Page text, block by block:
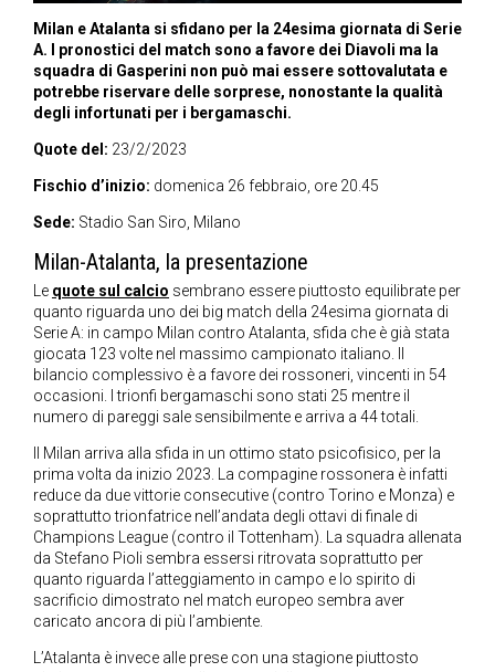
Milan e Atalanta si sfidano per la 24esima giornata di Serie
A. I pronostici del match sono a favore dei Diavoli ma la
squadra di Gasperini non può mai essere sottovalutata e
potrebbe riservare delle sorprese, nonostante la qualità
degli infortunati per i bergamaschi.
Quote del: 23/2/2023
Fischio d’inizio: domenica 26 febbraio, ore 20.45
Sede: Stadio San Siro, Milano
Milan-Atalanta, la presentazione
Le quote sul calcio sembrano essere piuttosto equilibrate per
quanto riguarda uno dei big match della 24esima giornata di
Serie A: in campo Milan contro Atalanta, sfida che è già stata
giocata 123 volte nel massimo campionato italiano. Il
bilancio complessivo è a favore dei rossoneri, vincenti in 54
occasioni. I trionfi bergamaschi sono stati 25 mentre il
numero di pareggi sale sensibilmente e arriva a 44 totali.
Il Milan arriva alla sfida in un ottimo stato psicofisico, per la
prima volta da inizio 2023. La compagine rossonera è infatti
reduce da due vittorie consecutive (contro Torino e Monza) e
soprattutto trionfatrice nell’andata degli ottavi di finale di
Champions League (contro il Tottenham). La squadra allenata
da Stefano Pioli sembra essersi ritrovata soprattutto per
quanto riguarda l’atteggiamento in campo e lo spirito di
sacrificio dimostrato nel match europeo sembra aver
caricato ancora di più l’ambiente.
L’Atalanta è invece alle prese con una stagione piuttosto